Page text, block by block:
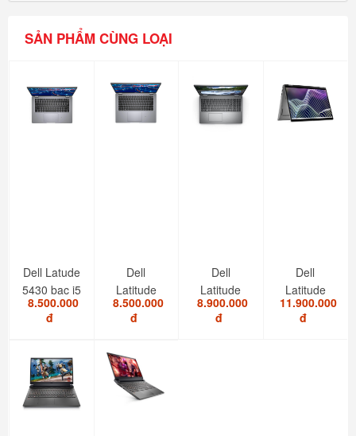
SẢN PHẨM CÙNG LOẠI
Dell Latude
5430 bạc i5
1235U/8GB/SSD...
8.500.000
đ
Dell
Latitude
5420 i7
1185G7/RAM
8.500.000
đ
Dell
Latitude
5520 I5
1145G7/RAM
8.900.000
đ
Dell
Latitude
7420 i7
2in1 touch
11.900.000
đ